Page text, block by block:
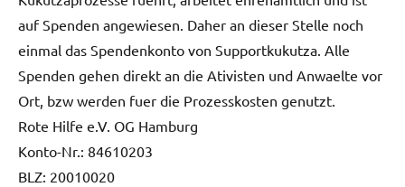
auf Spenden angewiesen. Daher an dieser Stelle noch
einmal das Spendenkonto von Supportkukutza. Alle
Spenden gehen direkt an die Ativisten und Anwaelte vor
Ort, bzw werden fuer die Prozesskosten genutzt.
Rote Hilfe e.V. OG Hamburg
Konto-Nr.: 84610203
BLZ: 20010020